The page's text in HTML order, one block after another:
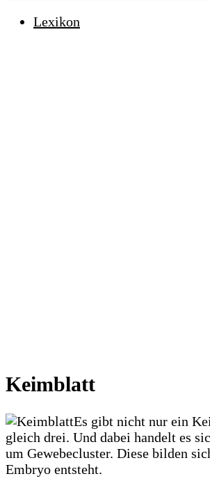
Lexikon
Keimblatt
Es gibt nicht nur ein
gleich drei. Und dabei handelt es
um Gewebecluster. Diese bilden
Embryo entsteht.